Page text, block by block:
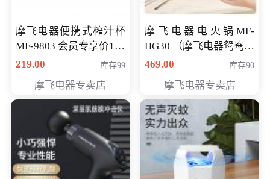
摩飞电器便携式榨汁杯
MF-9803 会员专享价138
元
219.00 库存99
摩飞电器专卖店
摩飞电器电火锅MF-
HG30 （摩飞电器鸳鸯锅
MF-HG30 ） 会员专享价
469.00 库存90
摩飞电器专卖店